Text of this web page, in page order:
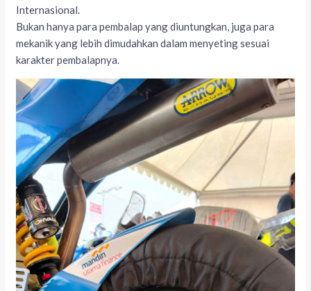
Internasional.
Bukan hanya para pembalap yang diuntungkan, juga para
mekanik yang lebih dimudahkan dalam menyeting sesuai
karakter pembalapnya.